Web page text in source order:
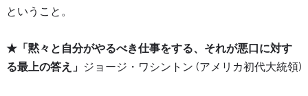
ということ。
★「黙々と自分がやるべき仕事をする、それが悪口に対す
る最上の答え」 ジョージ・ワシントン (アメリカ初代大統領)